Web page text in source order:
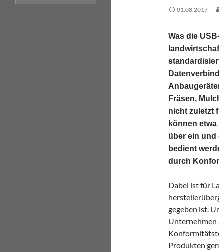
01.08.2017
Was die
Fräsen,
nicht zuletzt
können
über ein und
bedient
durch
Dabei ist für
gegeben ist.
Unternehmen
Produkten
nach: